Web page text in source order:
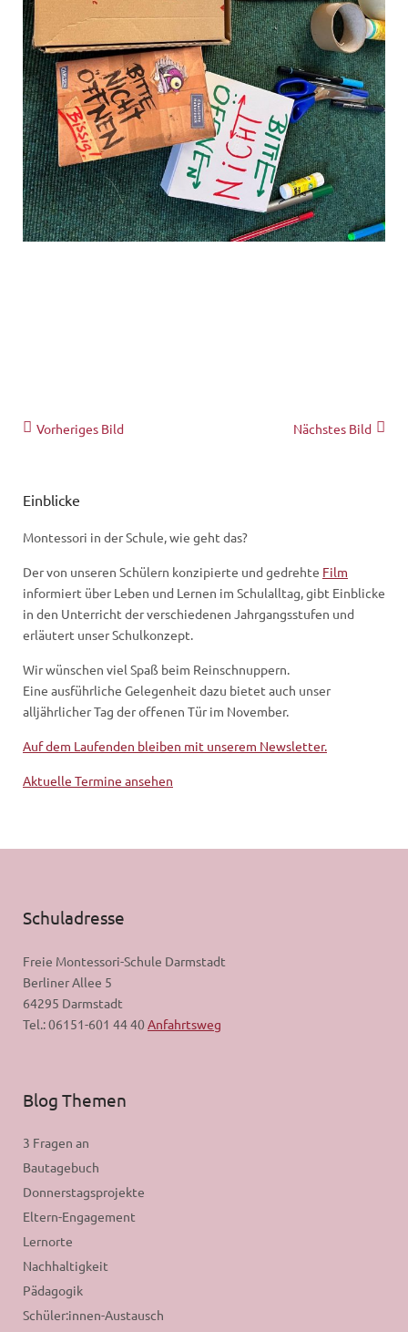
Nächstes Bild
Vorheriges Bild
Einblicke
Montessori in der Schule, wie geht das?
Der von unseren Schülern konzipierte und gedrehte Film
informiert über Leben und Lernen im Schulalltag, gibt Einblicke
in den Unterricht der verschiedenen Jahrgangsstufen und
erläutert unser Schulkonzept.
Wir wünschen viel Spaß beim Reinschnuppern.
Eine ausführliche Gelegenheit dazu bietet auch unser
alljährlicher Tag der offenen Tür im November.
Auf dem Laufenden bleiben mit unserem Newsletter.
Aktuelle Termine ansehen
Schuladresse
Freie Montessori-Schule Darmstadt
Berliner Allee 5
64295 Darmstadt
Tel.: 06151-601 44 40Anfahrtsweg
Blog Themen
3 Fragen an
Bautagebuch
Donnerstagsprojekte
Eltern-Engagement
Lernorte
Nachhaltigkeit
Pädagogik
Schüler:innen-Austausch